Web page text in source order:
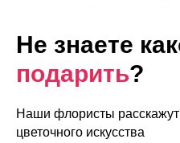
Не знаете
подарить?
Наши флористы
цветочного искусства